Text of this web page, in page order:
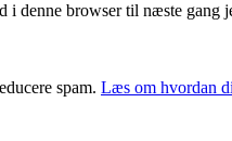
i denne browser til næste gang
spam. Læs om hvordan